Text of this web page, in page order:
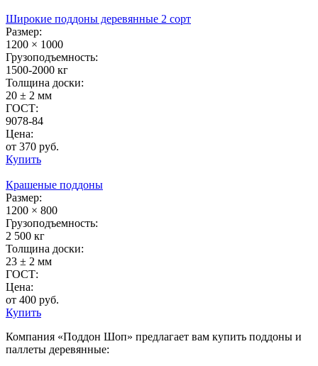
Широкие поддоны деревянные 2 сорт
Размер:
1200 × 1000
Грузоподъемность:
1500-2000 кг
Толщина доски:
20 ± 2 мм
ГОСТ:
9078-84
Цена:
от 370 руб.
Купить
Крашеные поддоны
Размер:
1200 × 800
Грузоподъемность:
2 500 кг
Толщина доски:
23 ± 2 мм
ГОСТ:
Цена:
от 400 руб.
Купить
Компания «Поддон Шоп» предлагает вам купить поддоны и
паллеты деревянные: